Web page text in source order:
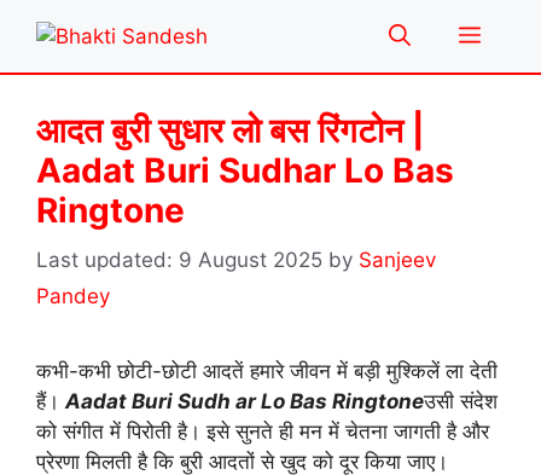
content
Menu
आदत बुरी सुधार लो बस रिंगटोन |
Aadat Buri Sudhar Lo Bas
Ringtone
9 August 2025 by Sanjeev
Pandey
कभी-कभी छोटी-छोटी आदतें हमारे जीवन में बड़ी मुश्किलें ला देती
हैं। Aadat Buri Sudh ar Lo Bas Ringtoneउसी संदेश
को संगीत में पिरोती है। इसे सुनते ही मन में चेतना जागती है और
प्रेरणा मिलती है कि बुरी आदतों से खुद को दूर किया जाए।